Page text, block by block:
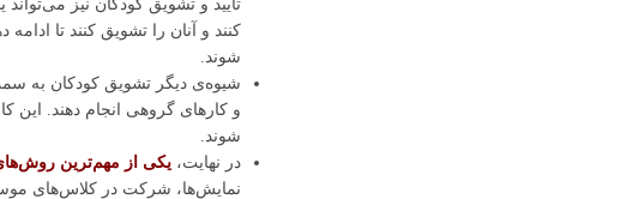
تایید و تشویق کودکان نیز
کنند و آنان را تشویق کنند تا
شوند.
شیوه‌ی دیگر تشویق کودکان به
و کارهای گروهی انجام دهند. این
شوند.
در نهایت،یکی از مهم‌ترین
نمایش‌ها، شرکت در کلاس‌های